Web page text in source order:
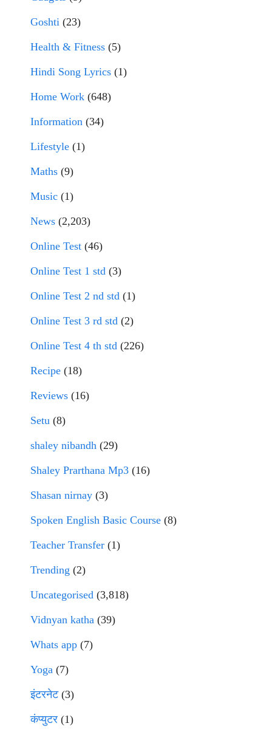
Goshti (23)
Health & Fitness (5)
Hindi Song Lyrics (1)
Home Work (648)
Information (34)
Lifestyle (1)
Maths (9)
Music (1)
News (2,203)
Online Test (46)
Online Test 1 std (3)
Online Test 2 nd std (1)
Online Test 3 rd std (2)
Online Test 4 th std (226)
Recipe (18)
Reviews (16)
Setu (8)
shaley nibandh (29)
Shaley Prarthana Mp3 (16)
Shasan nirnay (3)
Spoken English Basic Course (8)
Teacher Transfer (1)
Trending (2)
Uncategorised (3,818)
Vidnyan katha (39)
Whats app (7)
Yoga (7)
इंटरनेट(3)
कंप्युटर (1)